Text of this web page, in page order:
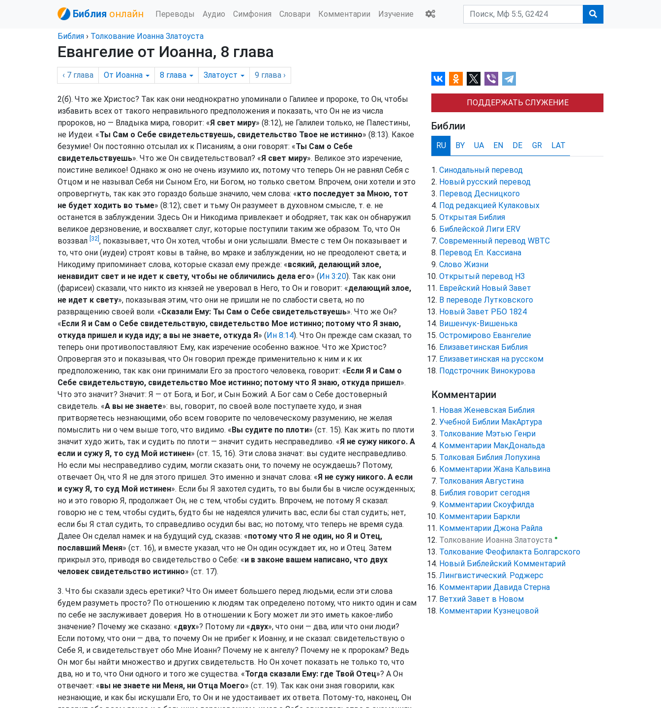
Библия онлайн Переводы Аудио Симфония Словари Комментарии Изучение
Библия › Толкование Иоанна Златоуста
Евангелие от Иоанна, 8 глава
‹ 7 глава От Иоанна 8 глава Златоуст 9 глава ›
2(б). Что же Христос? Так как они неоднократно упоминали о Галилее и пророке, то Он, чтобы
избавить всех от такого неправильного предположения и показать, что Он не из числа
пророков, но — Владыка мира, говорит: «Я свет миру» (8:12), не Галилеи только, не Палестины,
не Иудеи. «Ты Сам о Себе свидетельствуешь, свидетельство Твое не истинно» (8:13). Какое
безумие! Он постоянно отсылал их к Писаниям, а они говорят: «Ты Сам о Себе
свидетельствуешь». Что же Он свидетельствовал? «Я свет миру». Великое это изречение,
поистине великое! Однако ж оно не очень изумило их, потому что теперь Он не равнял Себя с
Отцом и не называл Себя ни Сыном Его, ни Богом, но только светом. Впрочем, они хотели и это
опровергнуть, так как это гораздо больше значило, чем слова: «кто последует за Мною, тот
не будет ходить во тьме» (8:12); свет и тьму Он разумеет в духовном смысле, т. е. не
останется в заблуждении. Здесь Он и Никодима привлекает и ободряет, так как он обнаружил
великое дерзновение, и восхваляет слуг, которые поступили таким же образом. То, что Он
воззвал [32] , показывает, что Он хотел, чтобы и они услышали. Вместе с тем Он показывает и
то, что они (иудеи) строят ковы в тайне, во мраке и заблуждении, но не преодолеют света; и
Никодиму припоминает слова, которые сказал ему прежде: «всякий, делающий злое,
ненавидит свет и не идет к свету, чтобы не обличились дела его» (Ин 3:20). Так как они
(фарисеи) сказали, что никто из князей не уверовал в Него, то Он и говорит: «делающий злое,
не идет к свету», показывая этим, что они не пришли не по слабости света, но по
развращению своей воли. «Сказали Ему: Ты Сам о Себе свидетельствуешь». Что же Он?
«Если Я и Сам о Себе свидетельствую, свидетельство Мое истинно; потому что Я знаю,
откуда пришел и куда иду; а вы не знаете, откуда Я» (Ин 8:14). Что Он прежде сам сказал, то
теперь они противопоставляют Ему, как изречение особенно важное. Что же Христос?
Опровергая это и показывая, что Он говорил прежде применительно к ним и к их
предположению, так как они принимали Его за простого человека, говорит: «Если Я и Сам о
Себе свидетельствую, свидетельство Мое истинно; потому что Я знаю, откуда пришел».
Что это значит? Значит: Я — от Бога, и Бог, и Сын Божий. А Бог сам о Себе достоверный
свидетель. «А вы не знаете»: вы, говорит, по своей воле поступаете худо, и зная
притворяетесь незнающими, обо всем говорите по человеческому разумению, не желая
помыслить ни о чем выше того, что видимо. «Вы судите по плоти» (ст. 15). Как жить по плоти
значит худо жить, так и судить по плоти — значит судить несправедливо. «Я не сужу никого. А
если и сужу Я, то суд Мой истинен» (ст. 15, 16). Эти слова значат: вы судите несправедливо.
Но если мы несправедливо судим, могли сказать они, то почему не осуждаешь? Потому,
отвечает Он, что Я не для этого пришел. Это именно и значат слова: «Я не сужу никого. А если
и сужу Я, то суд Мой истинен». Если бы Я захотел судить, то вы были бы в числе осужденных;
но и это говорю Я, продолжает Он, не с тем, чтобы судить. Впрочем, не потому Я сказал:
говорю не с тем, чтобы судить, будто бы не надеялся уличить вас, если бы стал судить; нет,
если бы Я стал судить, то справедливо осудил бы вас; но потому, что теперь не время суда.
Далее Он сделал намек и на будущий суд, сказав: «потому что Я не один, но Я и Отец,
пославший Меня» (ст. 16), и вместе указал, что не Он один осуждает их, но и Отец. Затем
прикрыл это, приводя во свидетельство о Себе: «и в законе вашем написано, что двух
человек свидетельство истинно» (ст. 17).
3. Что бы сказали здесь еретики? Что Он имеет большего перед людьми, если эти слова
будем разуметь просто? По отношению к людям так определено потому, что никто один и сам
по себе не заслуживает доверия. Но в отношении к Богу может ли это иметь какое-либо
значение? Почему же сказано: «двух»? Потому ли «двух», что они — два, или что они люди?
Если потому, что они — два, то почему Он не прибег к Иоанну, и не сказал: свидетельствую о
Себе Я, и свидетельствует обо Мне Иоанн? Почему не к ангелу? Почему не к пророкам? Ведь
Он мог бы найти множество и других свидетельств. Но Он хочет показать не только то, что
два, но и то, что Они одного и того же существа. «Тогда сказали Ему: где Твой Отец»? А Он
отвечает: «вы не знаете ни Меня, ни Отца Моего» (ст. 19). Так как они зная говорили, как
незнающие, и как бы искушали Его, то Он и не удостаивает их ответа. Потому-то, наконец, Он
ПОДДЕРЖАТЬ СЛУЖЕНИЕ
Библии
RU BY UA EN DE GR LAT
Синодальный перевод
Новый русский перевод
Перевод Десницкого
Под редакцией Кулаковых
Открытая Библия
Библейской Лиги ERV
Cовременный перевод WBTC
Перевод Еп. Кассиана
Слово Жизни
Открытый перевод НЗ
Еврейский Новый Завет
В переводе Лутковского
Новый Завет РБО 1824
Вишенчук-Вишенька
Остромирово Евангелие
Елизаветинская Библия
Елизаветинская на русском
Подстрочник Винокурова
Комментарии
Новая Женевская Библия
Учебной Библии МакАртура
Толкование Мэтью Генри
Комментарии МакДональда
Толковая Библия Лопухина
Комментарии Жана Кальвина
Толкования Августина
Библия говорит сегодня
Комментарии Скоуфилда
Комментарии Баркли
Комментарии Джона Райла
Толкование Иоанна Златоуста ●
Толкование Феофилакта Болгарского
Новый Библейский Комментарий
Лингвистический. Роджерс
Комментарии Давида Стерна
Ветхий Завет в Новом
Комментарии Кузнецовой